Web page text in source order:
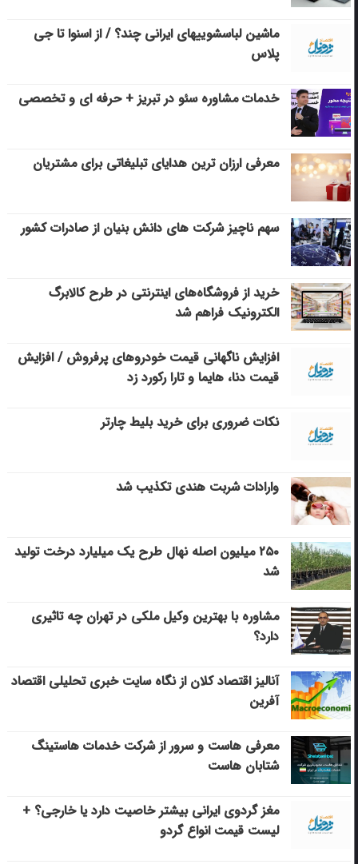
ماشین لباسشویی‎های ایرانی چند؟ / از اسنوا تا جی
پلاس
خدمات مشاوره سئو در تبریز + حرفه ای و تخصصی
معرفی ارزان ترین هدایای تبلیغاتی برای مشتریان
سهم ناچیز شرکت های دانش بنیان از صادرات کشور
خرید از فروشگاه‌های اینترنتی در طرح کالابرگ
الکترونیک فراهم شد
افزایش ناگهانی قیمت خودروهای پرفروش / افزایش
قیمت دنا، هایما و تارا رکورد زد
نکات ضروری برای خرید بلیط چارتر
وارادات شربت هندی تکذیب شد
۲۵۰ میلیون اصله نهال طرح یک میلیارد درخت تولید
شد
مشاوره با بهترین وکیل ملکی در تهران چه تاثیری
دارد؟
آنالیز اقتصاد کلان از نگاه سایت خبری تحلیلی اقتصاد
آفرین
معرفی هاست و سرور از شرکت خدمات هاستینگ
شتابان هاست
مغز گردوی ایرانی بیشتر خاصیت دارد یا خارجی؟ +
لیست قیمت انواع گردو